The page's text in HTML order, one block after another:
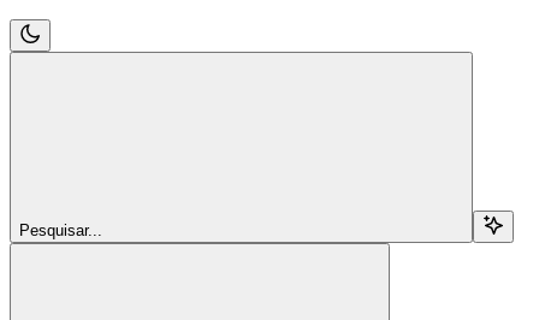
Pesquisar...